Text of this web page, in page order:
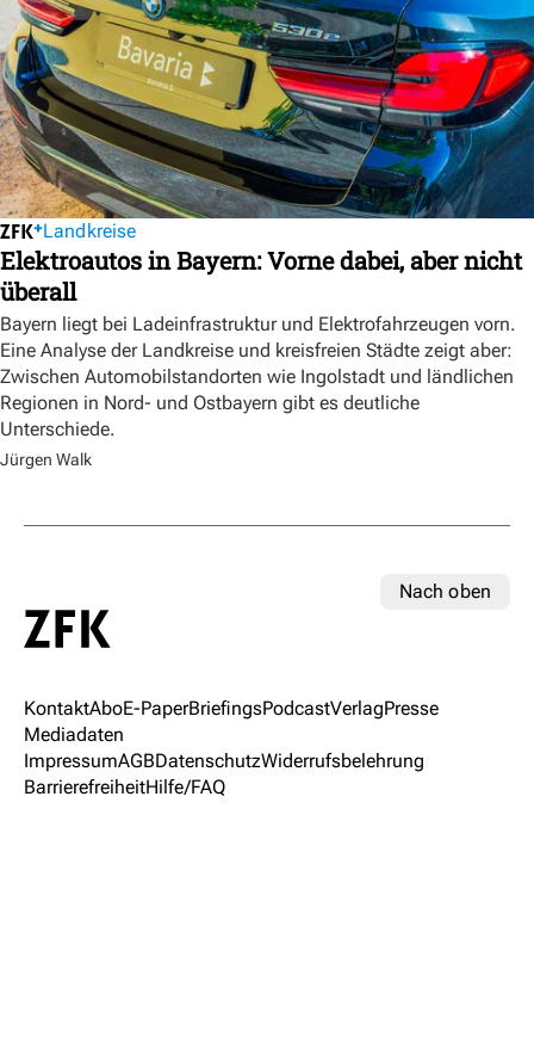
Landkreise
Elektroautos in Bayern: Vorne dabei, aber nicht
überall
Bayern liegt bei Ladeinfrastruktur und Elektrofahrzeugen vorn.
Eine Analyse der Landkreise und kreisfreien Städte zeigt aber:
Zwischen Automobilstandorten wie Ingolstadt und ländlichen
Regionen in Nord- und Ostbayern gibt es deutliche
Unterschiede.
Jürgen Walk
Nach oben
KontaktAboE-PaperBriefingsPodcastVerlagPresse
Mediadaten
ImpressumAGBDatenschutzWiderrufsbelehrung
BarrierefreiheitHilfe/FAQ